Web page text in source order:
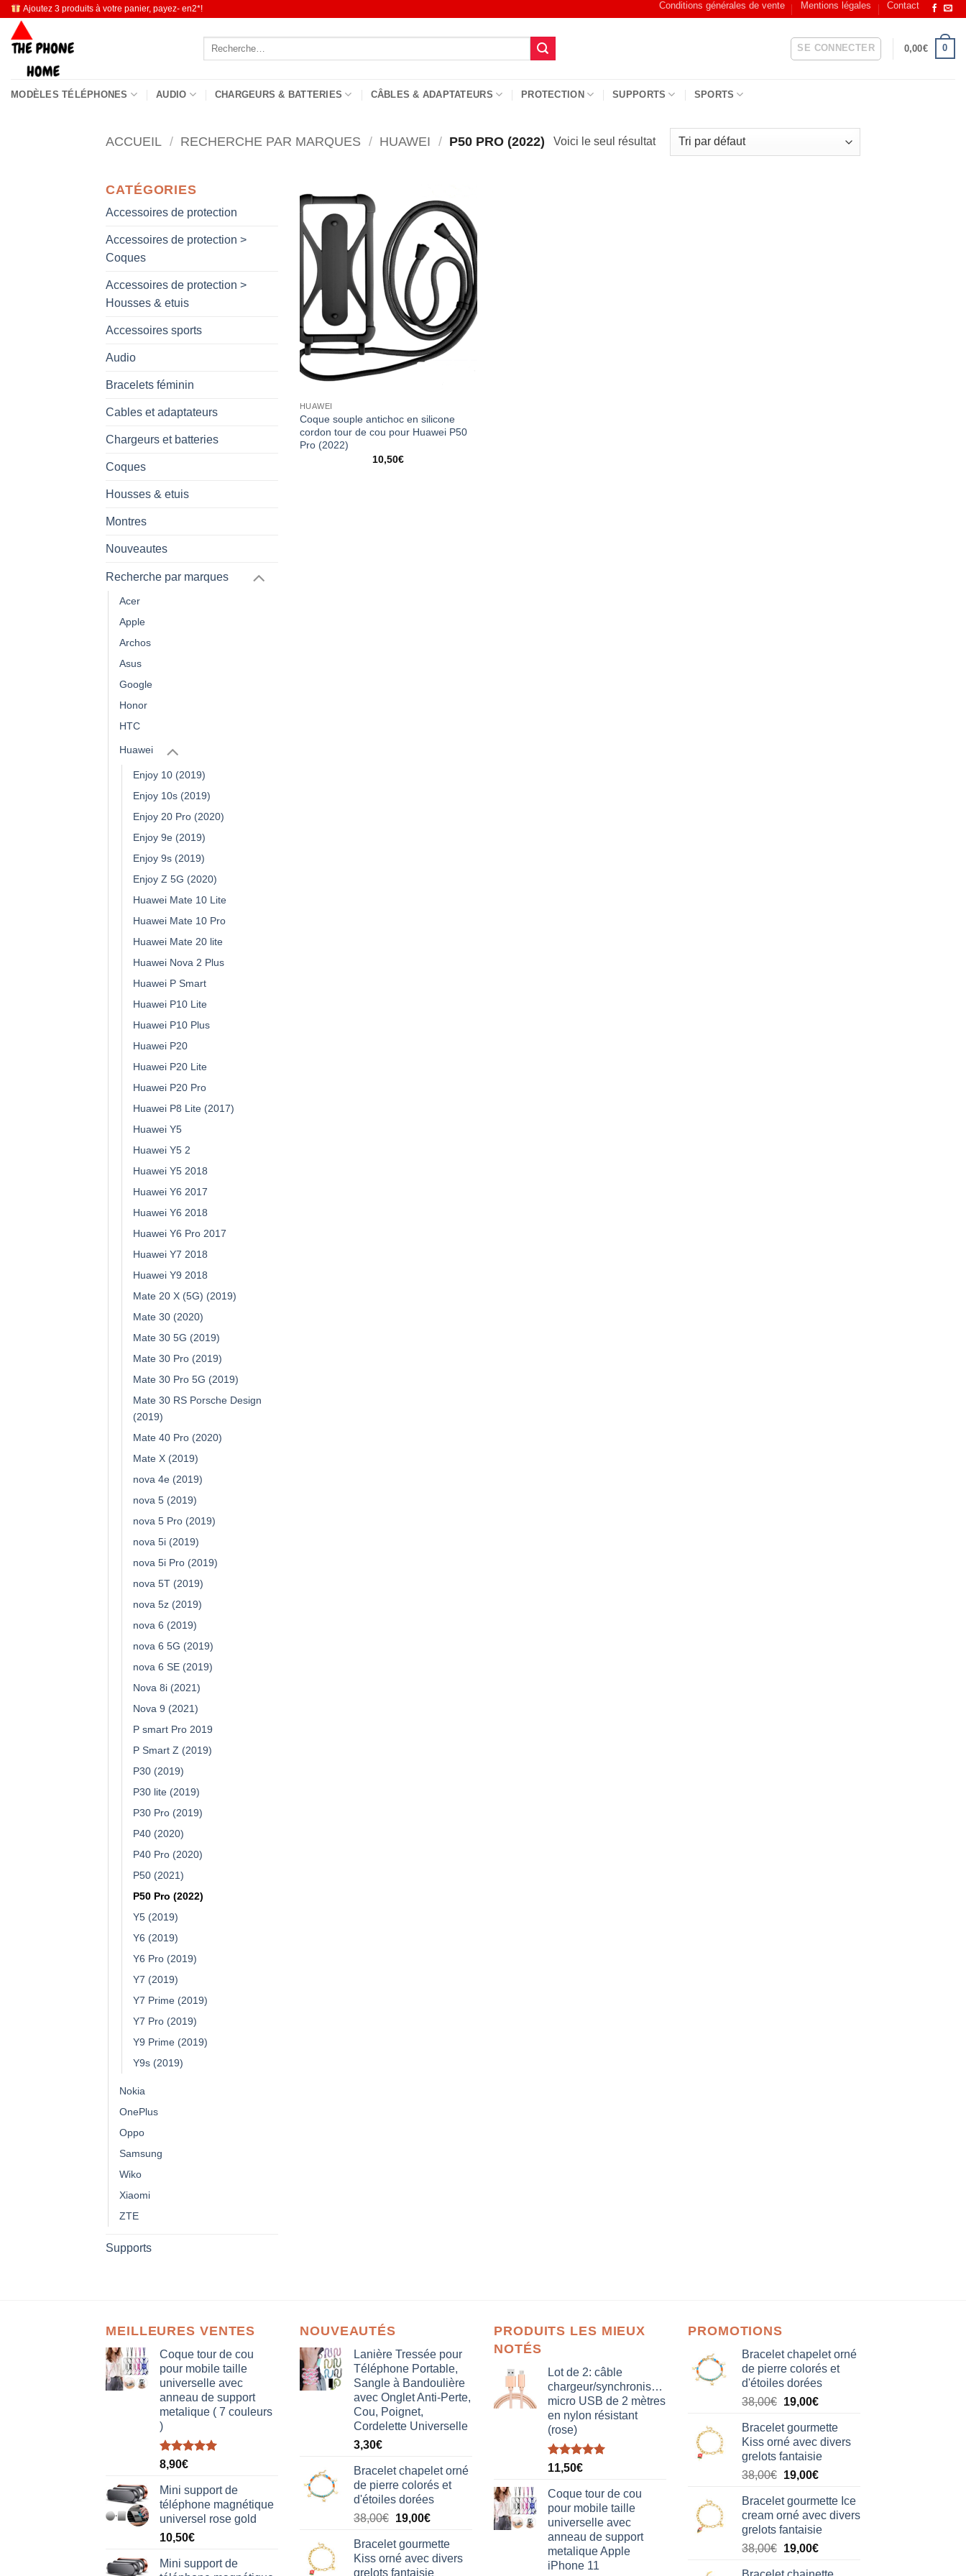
Passer
contenu
Ajoutez 3 produits à votre panier, payez- en2*! Conditions générales de vente Mentions légales Contact
Recherche
SE CONNECTER 0,00€ 0
MODÈLES TÉLÉPHONES AUDIO CHARGEURS & BATTERIES CÂBLES & ADAPTATEURS PROTECTION SUPPORTS SPORTS
ACCUEIL / RECHERCHE PAR MARQUES / HUAWEI / P50 PRO (2022) Voici le seul résultat
CATÉGORIES
Accessoires de protection
Accessoires de protection >
Coques
Accessoires de protection >
Housses & etuis
Accessoires sports
Audio
Bracelets féminin
Cables et adaptateurs
Chargeurs et batteries
Coques
Housses & etuis
Montres
Nouveautes
Recherche par marques
Acer
Apple
Archos
Asus
Google
Honor
HTC
Huawei
Enjoy 10 (2019)
Enjoy 10s (2019)
Enjoy 20 Pro (2020)
Enjoy 9e (2019)
Enjoy 9s (2019)
Enjoy Z 5G (2020)
Huawei Mate 10 Lite
Huawei Mate 10 Pro
Huawei Mate 20 lite
Huawei Nova 2 Plus
Huawei P Smart
Huawei P10 Lite
Huawei P10 Plus
Huawei P20
Huawei P20 Lite
Huawei P20 Pro
Huawei P8 Lite (2017)
Huawei Y5
Huawei Y5 2
Huawei Y5 2018
Huawei Y6 2017
Huawei Y6 2018
Huawei Y6 Pro 2017
Huawei Y7 2018
Huawei Y9 2018
Mate 20 X (5G) (2019)
Mate 30 (2020)
Mate 30 5G (2019)
Mate 30 Pro (2019)
Mate 30 Pro 5G (2019)
Mate 30 RS Porsche Design
(2019)
Mate 40 Pro (2020)
Mate X (2019)
nova 4e (2019)
nova 5 (2019)
nova 5 Pro (2019)
nova 5i (2019)
nova 5i Pro (2019)
nova 5T (2019)
nova 5z (2019)
nova 6 (2019)
nova 6 5G (2019)
nova 6 SE (2019)
Nova 8i (2021)
Nova 9 (2021)
P smart Pro 2019
P Smart Z (2019)
P30 (2019)
P30 lite (2019)
P30 Pro (2019)
P40 (2020)
P40 Pro (2020)
P50 (2021)
P50 Pro (2022)
Y5 (2019)
Y6 (2019)
Y6 Pro (2019)
Y7 (2019)
Y7 Prime (2019)
Y7 Pro (2019)
Y9 Prime (2019)
Y9s (2019)
Nokia
OnePlus
Oppo
Samsung
Wiko
Xiaomi
ZTE
Supports
HUAWEI
Coque souple antichoc en silicone
cordon tour de cou pour Huawei P50
Pro (2022)
10,50€
MEILLEURES VENTES
Coque tour de cou
pour mobile taille
universelle avec
anneau de support
metalique ( 7 couleurs
)
Note5.00
sur 5
8,90€
Mini support de
téléphone magnétique
universel rose gold
10,50€
Mini support de
NOUVEAUTÉS
Lanière Tressée pour
Téléphone Portable,
Sangle à Bandoulière
avec Onglet Anti-Perte,
Cou, Poignet,
Cordelette Universelle
3,30€
Bracelet chapelet orné
de pierre colorés et
d'étoiles dorées
38,00€ Le
initial
était :
19,00€Le
actuel
est :
Bracelet gourmette
Kiss orné avec divers
grelots fantaisie
PRODUITS LES MIEUX
NOTÉS
Lot de 2: câble
chargeur/synchronisation
micro USB de 2 mètres
en nylon résistant
(rose)
Note5.00
sur 5
11,50€
Coque tour de cou
pour mobile taille
universelle avec
anneau de support
metalique Apple
iPhone 11
PROMOTIONS
Bracelet chapelet orné
de pierre colorés et
d'étoiles dorées
38,00€ Le
initial
était :
38,00€.
19,00€Le
actuel
est :
19,00€.
Bracelet gourmette
Kiss orné avec divers
grelots fantaisie
38,00€ Le
initial
était :
38,00€.
19,00€Le
actuel
est :
19,00€.
Bracelet gourmette Ice
cream orné avec divers
grelots fantaisie
38,00€ Le
19,00€Le